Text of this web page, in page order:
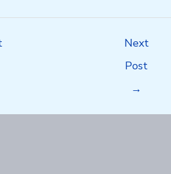
Next
Post
→